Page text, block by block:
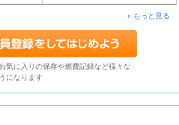
もっと見る
気に入りの保存や燃費記録など様々な
になります